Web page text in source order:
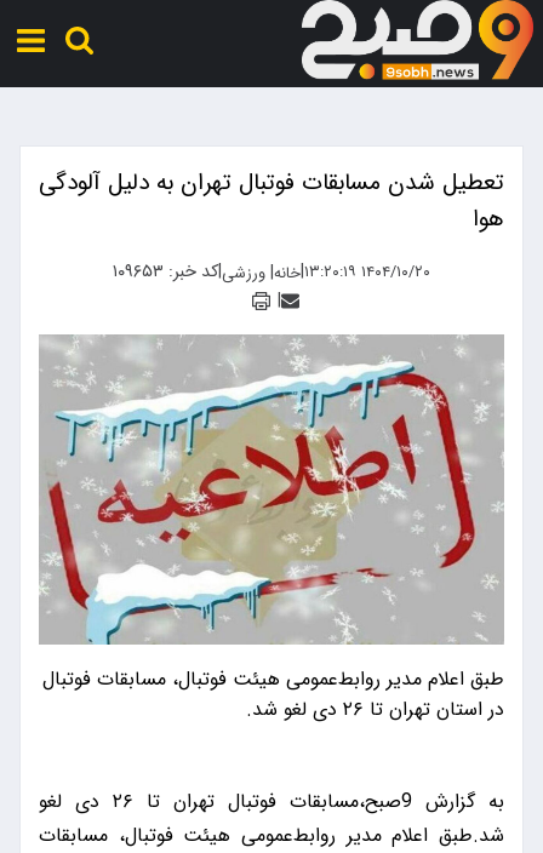
تعطیل شدن مسابقات فوتبال تهران به دلیل آلودگی
هوا
۱۴۰۴/۱۰/۲۰ ۱۳:۲۰:۱۹ |خانه|ورزشی|کد خبر: ۱۰۹۶۵۳
|
طبق اعلام مدیر روابط‌عمومی هیئت فوتبال، مسابقات فوتبال
در استان تهران تا ۲۶ دی لغو شد.
به گزارش 9صبح،مسابقات فوتبال تهران تا ۲۶ دی لغو
شد.طبق اعلام مدیر روابط‌عمومی هیئت فوتبال، مسابقات